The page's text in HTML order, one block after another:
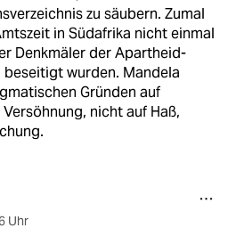
zu säubern. Zumal
in Südafrika nicht einmal
Denkmäler der Apartheid-
wurden. Mandela
Gründen auf
nicht auf Haß,
Uhr